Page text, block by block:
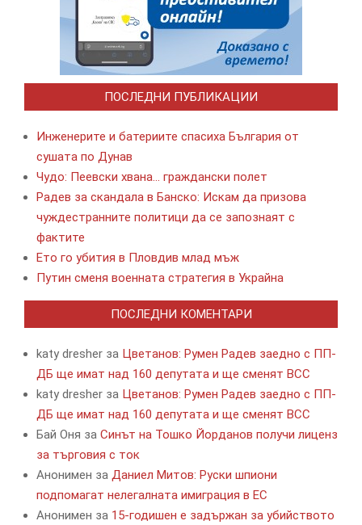
ПОСЛЕДНИ ПУБЛИКАЦИИ
Инженерите и батериите спасиха България от
сушата по Дунав
Чудо: Пеевски хвана… граждански полет
Радев за скандала в Банско: Искам да призова
чуждестранните политици да се запознаят с
фактите
Ето го убития в Пловдив млад мъж
Путин сменя военната стратегия в Украйна
ПОСЛЕДНИ КОМЕНТАРИ
katy dresher за Цветанов: Румен Радев заедно с ПП-
ДБ ще имат над 160 депутата и ще сменят ВСС
katy dresher за Цветанов: Румен Радев заедно с ПП-
ДБ ще имат над 160 депутата и ще сменят ВСС
Бай Оня за Синът на Тошко Йорданов получи лиценз
за търговия с ток
Анонимен за Даниел Митов: Руски шпиони
подпомагат нелегалната имиграция в ЕС
Анонимен за 15-годишен е задържан за убийството